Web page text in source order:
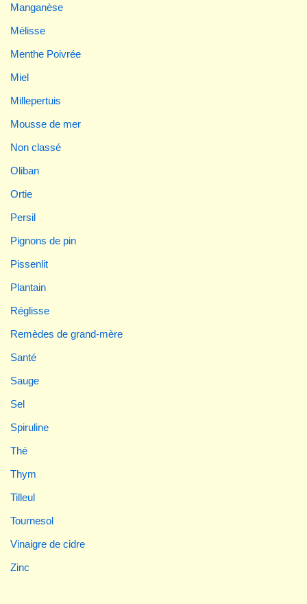
Manganèse
Mélisse
Menthe Poivrée
Miel
Millepertuis
Mousse de mer
Non classé
Oliban
Ortie
Persil
Pignons de pin
Pissenlit
Plantain
Réglisse
Remèdes de grand-mère
Santé
Sauge
Sel
Spiruline
Thé
Thym
Tilleul
Tournesol
Vinaigre de cidre
Zinc